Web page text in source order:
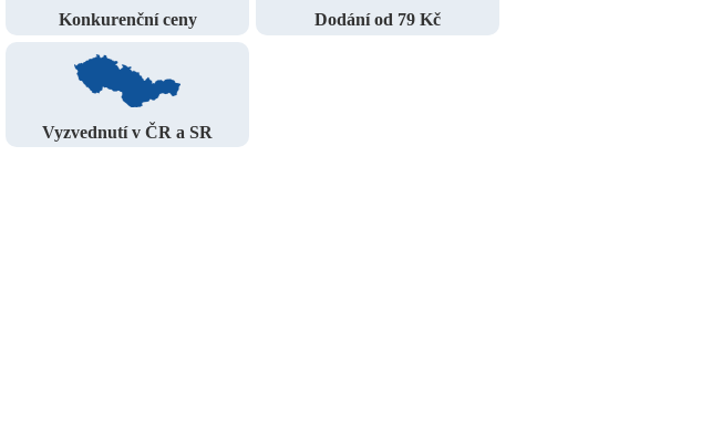
Konkurenční ceny Dodání od 79 Kč
Vyzvednutí v ČR a SR